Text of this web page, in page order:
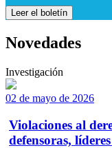
Leer el boletín
Novedades
Investigación
02 de mayo de 2026
Violaciones al
defensoras,